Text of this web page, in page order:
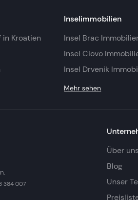
in Kroatien
Inselimmobilien
Insel Brac
Insel Ciovo
Insel Drvenik
Mehr sehen
Über uns
Blog
Unser
384 007